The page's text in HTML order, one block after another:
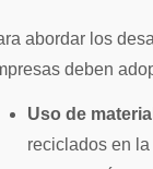
abordar los
deben
Uso de
reciclados en